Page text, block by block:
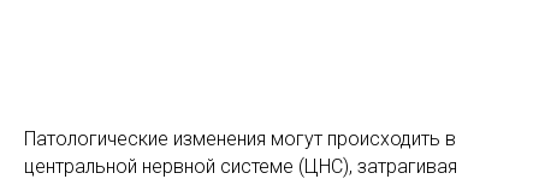
Патологические изменения могут происходить в
центральной нервной системе (ЦНС), затрагивая